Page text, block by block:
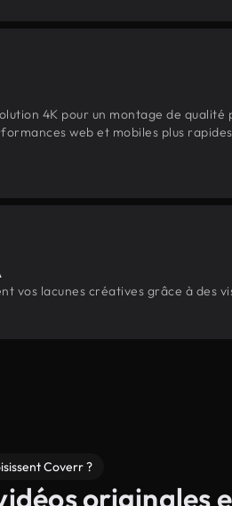
4K pour un montage de qualité
web et mobiles plus
vos lacunes créatives grâce à des
Coverr ?
originales